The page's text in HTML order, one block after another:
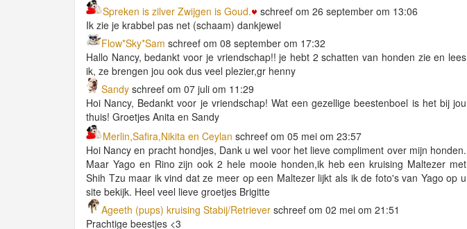
Spreken is zilver Zwijgen is Goud.
schreef om 26 september om 13:06
Ik zie je krabbel pas net (schaam) dankjewel
Flow*Sky*Sam schreef om 08 september om 17:32
Hallo Nancy, bedankt voor je vriendschap!! je hebt 2 schatten van honden zie en lees
ik, ze brengen jou ook dus veel plezier,gr henny
Sandy schreef om 07 juli om 11:29
Hoi Nancy, Bedankt voor je vriendschap! Wat een gezellige beestenboel is het bij jou
thuis! Groetjes Anita en Sandy
Merlin,Safira,Nikita en Ceylan schreef om 05 mei om 23:57
Hoi Nancy en pracht hondjes, Dank u wel voor het lieve compliment over mijn honden.
Maar Yago en Rino zijn ook 2 hele mooie honden,ik heb een kruising Maltezer met
Shih Tzu maar ik vind dat ze meer op een Maltezer lijkt als ik de foto's van Yago op u
site bekijk. Heel veel lieve groetjes Brigitte
Ageeth (pups) kruising Stabij/Retriever schreef om 02 mei om 21:51
Prachtige beestjes <3